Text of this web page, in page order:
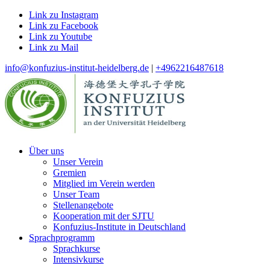
Link zu Instagram
Link zu Facebook
Link zu Youtube
Link zu Mail
info@konfuzius-institut-heidelberg.de | +4962216487618
Über uns
Unser Verein
Gremien
Mitglied im Verein werden
Unser Team
Stellenangebote
Kooperation mit der SJTU
Konfuzius-Institute in Deutschland
Sprachprogramm
Sprachkurse
Intensivkurse